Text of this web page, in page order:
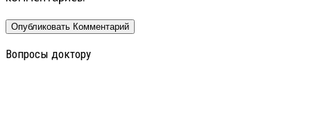
Вопросы доктору